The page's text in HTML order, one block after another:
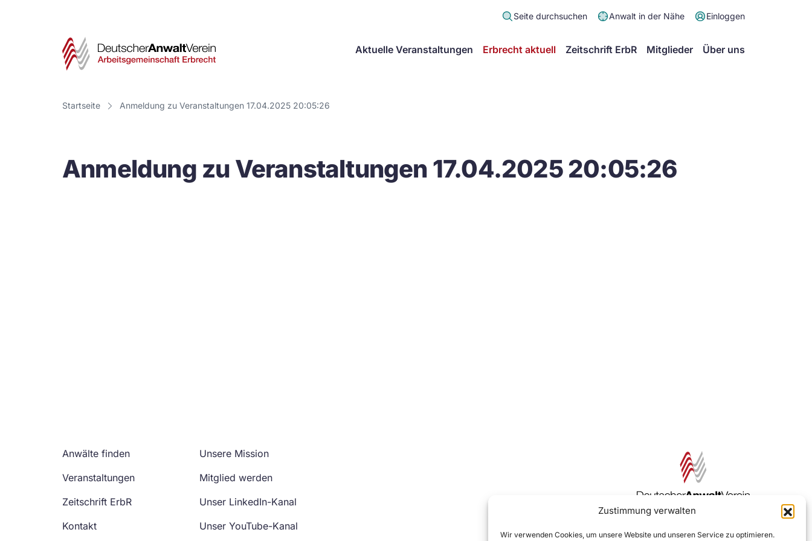
Zustimmung verwalten
Wir verwenden Cookies, um unsere Website und unseren Service zu optimieren.
Seite durchsuchen Anwalt in der Nähe Einloggen
Deutscher
Verein
Arbeitsgemeinschaft
Aktuelle Veranstaltungen Erbrecht aktuell Zeitschrift ErbR Mitglieder Über uns
Startseite Anmeldung zu Veranstaltungen 17.04.2025 20:05:26
Anmeldung zu Veranstaltungen 17.04.2025 20:05:26
Anwälte finden
Veranstaltungen
Zeitschrift ErbR
Kontakt
Unsere Mission
Mitglied werden
Unser LinkedIn-Kanal
Unser YouTube-Kanal
Zur DAV Webseite